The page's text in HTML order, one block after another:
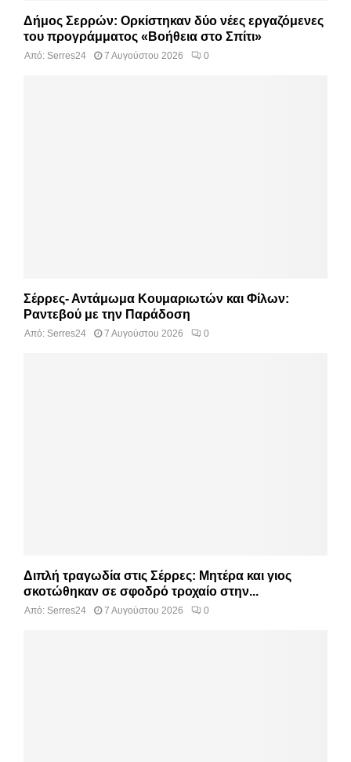
Δήμος Σερρών: Ορκίστηκαν δύο νέες εργαζόμενες
του προγράμματος «Βοήθεια στο Σπίτι»
Από: Serres24 7 Αυγούστου 2026 0
Σέρρες- Αντάμωμα Κουμαριωτών και Φίλων:
Ραντεβού με την Παράδοση
Από: Serres24 7 Αυγούστου 2026 0
Διπλή τραγωδία στις Σέρρες: Μητέρα και γιος
σκοτώθηκαν σε σφοδρό τροχαίο στην...
Από: Serres24 7 Αυγούστου 2026 0